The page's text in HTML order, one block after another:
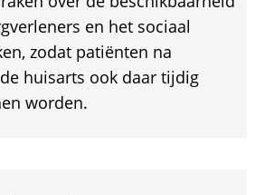
en het sociaal
zodat patiënten na
huisarts ook daar tijdig
worden.